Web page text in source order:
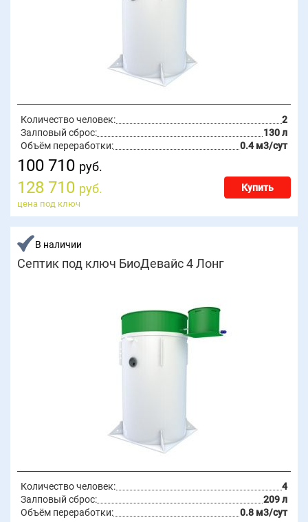
Количество человек:
2
Залповый сброс:
130 л
Объём переработки:
0.4 м3/сут
100 710 руб.
128 710 руб. Купить
цена под ключ
В наличии
Септик под ключ БиоДевайс 4 Лонг
Количество человек:
4
Залповый сброс:
209 л
Объём переработки:
0.8 м3/сут